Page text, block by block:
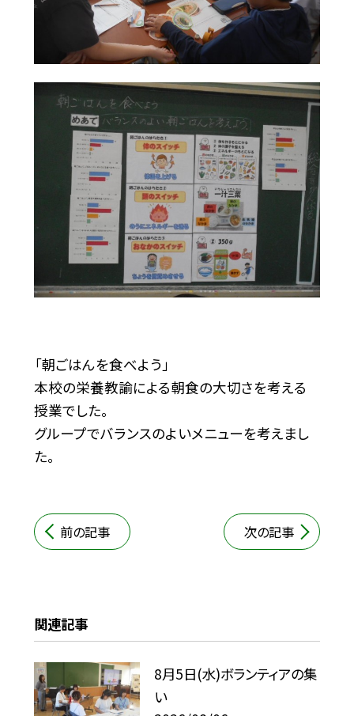
「朝ごはんを食べよう」
本校の栄養教諭による朝食の大切さを考える
授業でした。
グループでバランスのよいメニューを考えまし
た。
前の記事 次の記事
関連記事
8月5日(水)ボランティアの集
い